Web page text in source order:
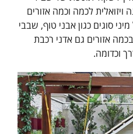
לכמה וכמה אזורים
סוגים כגון אבני טוף, שבבי
אזורים גם אדני רכבת
וכדומה.